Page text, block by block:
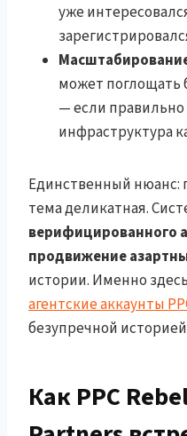
уже
может
— если
инфраструктура
Единственный нюанс:
тема деликатная.
верифицированного
продвижение
истории. Именно
агентские аккаунты
безупречной
Как PPC